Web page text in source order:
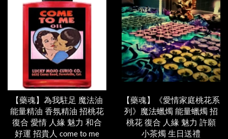
【藥魂】為我駐足 魔法油
能量精油 香氛精油 招桃花
復合 愛情 人緣 魅力 和合
好運 招貴人 come to me
【藥魂】《愛情家庭桃花系
列》魔法蠟燭 能量蠟燭 招
桃花 復合 人緣 魅力 許願
小茶燭 生日送禮